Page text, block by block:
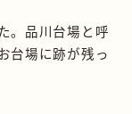
。品川台場と呼
台場に跡が残っ